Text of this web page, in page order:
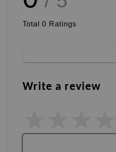
Total 0 Ratings
Write a review